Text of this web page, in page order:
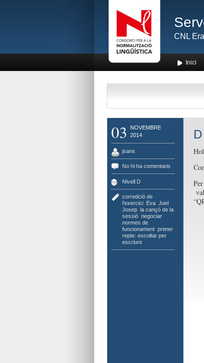
CNL
Inici
03
NOVEMBRE
2014
jsans
No hi ha comentaris
Nivell D
corredció de
l'exercici, Eva, Joel,
Josep, la cançó de la
sessió, negociar
normes de
funcionament, primer
repte: escoltar per
escriure